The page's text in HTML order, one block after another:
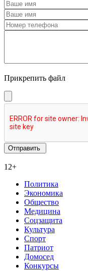
Прикрепить файл
12+
Политика
Экономика
Общество
Медицина
Соцзащита
Культура
Спорт
Патриот
Домосед
Конкурсы